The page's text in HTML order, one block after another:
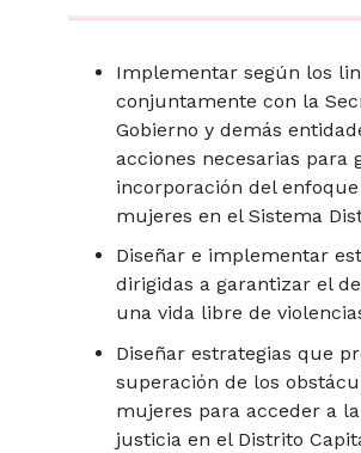
Implementar según los
conjuntamente con la
Gobierno y demás
acciones necesarias para
incorporación del
mujeres en el Sistema
Diseñar e implementar
dirigidas a garantizar el
una vida libre de
Diseñar estrategias que
superación de los
mujeres para acceder a
justicia en el Distrito